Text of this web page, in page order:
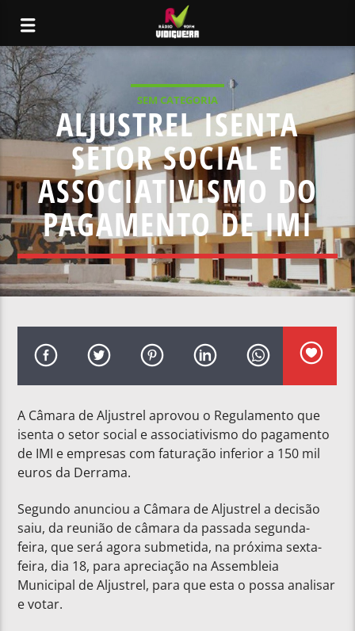
SEM CATEGORIA
ALJUSTREL ISENTA
SETOR SOCIAL E
ASSOCIATIVISMO DO
PAGAMENTO DE IMI
A Câmara de Aljustrel aprovou o Regulamento que
isenta o setor social e associativismo do pagamento
de IMI e empresas com faturação inferior a 150 mil
euros da Derrama.
Segundo anunciou a Câmara de Aljustrel a decisão
saiu, da reunião de câmara da passada segunda-
feira, que será agora submetida, na próxima sexta-
feira, dia 18, para apreciação na Assembleia
Municipal de Aljustrel, para que esta o possa analisar
e votar.